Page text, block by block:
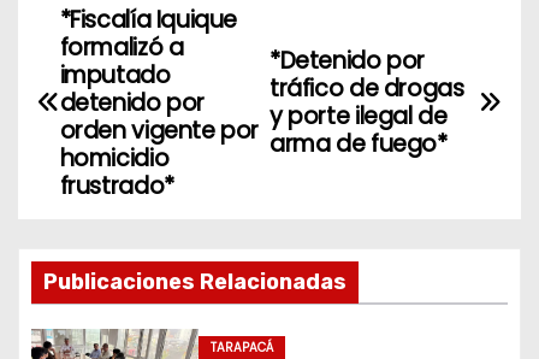
N
a
a
c
*Detenido por
tráfico de drogas
y porte ilegal de
arma de fuego*
*Fiscalía Iquique
formalizó a
imputado
detenido por
orden vigente por
homicidio
frustrado*
Publicaciones Relacionadas
TARAPACÁ